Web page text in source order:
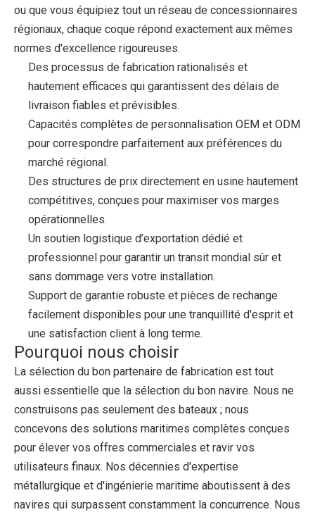
ou que vous équipiez tout un réseau de concessionnaires
régionaux, chaque coque répond exactement aux mêmes
normes d'excellence rigoureuses.
Des processus de fabrication rationalisés et
hautement efficaces qui garantissent des délais de
livraison fiables et prévisibles.
Capacités complètes de personnalisation OEM et ODM
pour correspondre parfaitement aux préférences du
marché régional.
Des structures de prix directement en usine hautement
compétitives, conçues pour maximiser vos marges
opérationnelles.
Un soutien logistique d’exportation dédié et
professionnel pour garantir un transit mondial sûr et
sans dommage vers votre installation.
Support de garantie robuste et pièces de rechange
facilement disponibles pour une tranquillité d'esprit et
une satisfaction client à long terme.
Pourquoi nous choisir
La sélection du bon partenaire de fabrication est tout
aussi essentielle que la sélection du bon navire. Nous ne
construisons pas seulement des bateaux ; nous
concevons des solutions maritimes complètes conçues
pour élever vos offres commerciales et ravir vos
utilisateurs finaux. Nos décennies d'expertise
métallurgique et d'ingénierie maritime aboutissent à des
navires qui surpassent constamment la concurrence. Nous